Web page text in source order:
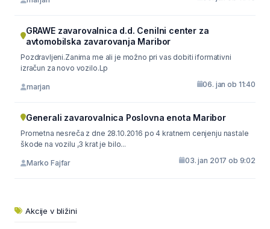
GRAWE zavarovalnica d.d. Cenilni center za
avtomobilska zavarovanja Maribor
Pozdravljeni.Zanima me ali je možno pri vas dobiti iformativni
izračun za novo vozilo.Lp
marjan 06. jan ob 11:40
Generali zavarovalnica Poslovna enota Maribor
Prometna nesreča z dne 28.10.2016 po 4 kratnem cenjenju nastale
škode na vozilu ,3 krat je bilo...
Marko Fajfar 03. jan 2017 ob 9:02
Akcije v bližini